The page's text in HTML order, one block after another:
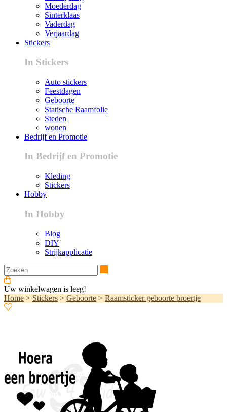
Moederdag
Sinterklaas
Vaderdag
Verjaardag
Stickers
In Stickers
Auto stickers
Feestdagen
Geboorte
Statische Raamfolie
Steden
wonen
Bedrijf en Promotie
In Bedrijf en Promotie
Kleding
Stickers
Hobby
In Hobby
Blog
DIY
Strijkapplicatie
Uw winkelwagen is leeg!
Home > Stickers > Geboorte > Raamsticker geboorte broertje